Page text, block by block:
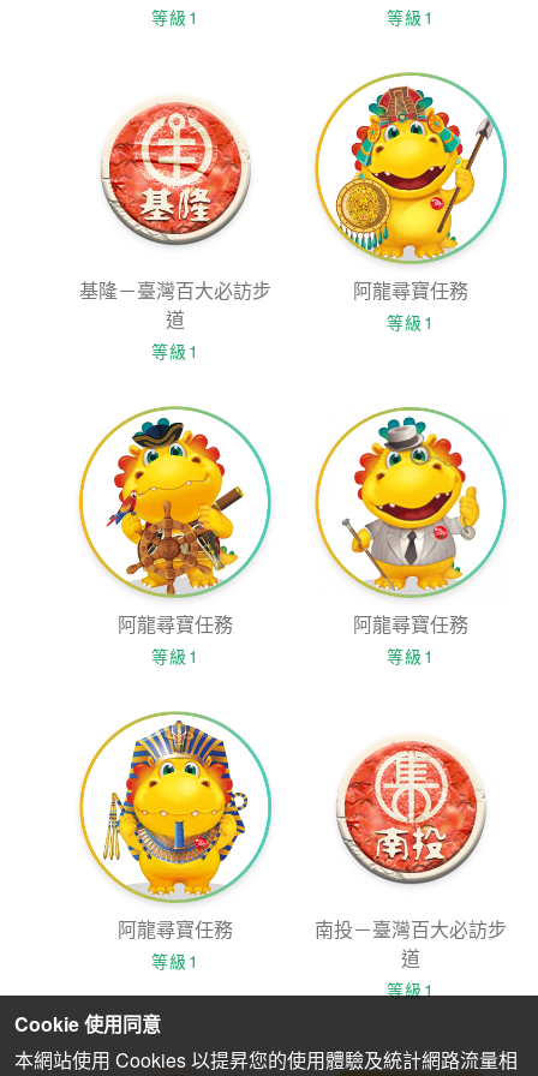
等級1 等級1
基隆－臺灣百大必訪步
道
等級1
阿龍尋寶任務
等級1
阿龍尋寶任務
等級1
阿龍尋寶任務
等級1
阿龍尋寶任務
等級1
南投－臺灣百大必訪步
道
等級1
Cookie 使用同意
本網站使用 Cookies 以提昇您的使用體驗及統計網路流量相